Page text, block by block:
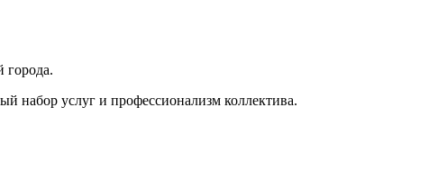
города.
набор услуг и профессионализм коллектива.